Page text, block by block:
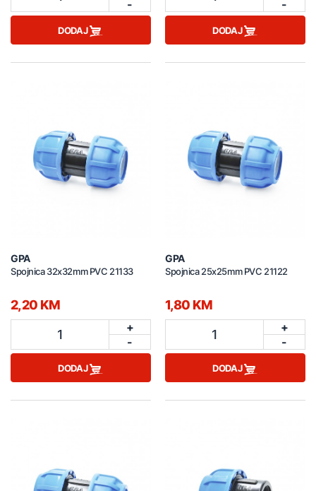
-
DODAJ
-
DODAJ
GPA
Spojnica 32x32mm PVC 21133
2,20 KM
1
+
-
DODAJ
GPA
Spojnica 25x25mm PVC 21122
1,80 KM
1
+
-
DODAJ